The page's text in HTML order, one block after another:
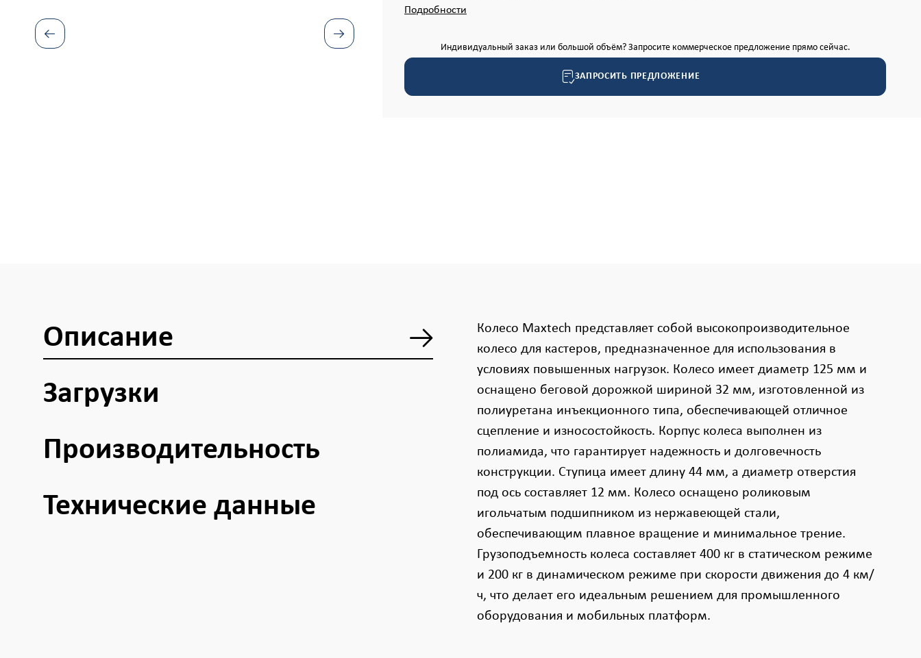
Подробности
Индивидуальный заказ или большой объём? Запросите коммерческое предложение прямо сейчас.
ЗАПРОСИТЬ ПРЕДЛОЖЕНИЕ
Описание
Загрузки
Производительность
Технические данные
Колесо Maxtech представляет собой высокопроизводительное
колесо для кастеров, предназначенное для использования в
условиях повышенных нагрузок. Колесо имеет диаметр 125 мм и
оснащено беговой дорожкой шириной 32 мм, изготовленной из
полиуретана инъекционного типа, обеспечивающей отличное
сцепление и износостойкость. Корпус колеса выполнен из
полиамида, что гарантирует надежность и долговечность
конструкции. Ступица имеет длину 44 мм, а диаметр отверстия
под ось составляет 12 мм. Колесо оснащено роликовым
игольчатым подшипником из нержавеющей стали,
обеспечивающим плавное вращение и минимальное трение.
Грузоподъемность колеса составляет 400 кг в статическом режиме
и 200 кг в динамическом режиме при скорости движения до 4 км/
ч, что делает его идеальным решением для промышленного
оборудования и мобильных платформ.